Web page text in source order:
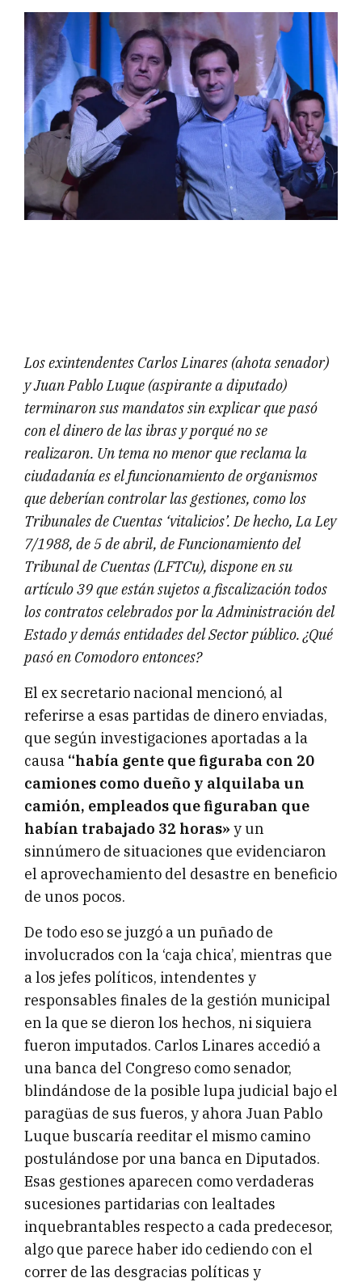
Los exintendentes Carlos Linares (ahota senador)
y Juan Pablo Luque (aspirante a diputado)
terminaron sus mandatos sin explicar que pasó
con el dinero de las ibras y porqué no se
realizaron. Un tema no menor que reclama la
ciudadanía es el funcionamiento de organismos
que deberían controlar las gestiones, como los
Tribunales de Cuentas ‘vitalicios’. De hecho, La Ley
7/1988, de 5 de abril, de Funcionamiento del
Tribunal de Cuentas (LFTCu), dispone en su
artículo 39 que están sujetos a fiscalización todos
los contratos celebrados por la Administración del
Estado y demás entidades del Sector público. ¿Qué
pasó en Comodoro entonces?
El ex secretario nacional mencionó, al
referirse a esas partidas de dinero enviadas,
que según investigaciones aportadas a la
causa “había gente que figuraba con 20
camiones como dueño y alquilaba un
camión, empleados que figuraban que
habían trabajado 32 horas» y un
sinnúmero de situaciones que evidenciaron
el aprovechamiento del desastre en beneficio
de unos pocos.
De todo eso se juzgó a un puñado de
involucrados con la ‘caja chica’, mientras que
a los jefes políticos, intendentes y
responsables finales de la gestión municipal
en la que se dieron los hechos, ni siquiera
fueron imputados. Carlos Linares accedió a
una banca del Congreso como senador,
blindándose de la posible lupa judicial bajo el
paragüas de sus fueros, y ahora Juan Pablo
Luque buscaría reeditar el mismo camino
postulándose por una banca en Diputados.
Esas gestiones aparecen como verdaderas
sucesiones partidarias con lealtades
inquebrantables respecto a cada predecesor,
algo que parece haber ido cediendo con el
correr de las desgracias políticas y